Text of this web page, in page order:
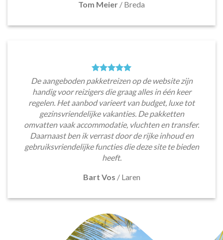
Tom Meier / Breda
De aangeboden pakketreizen op de website zijn
handig voor reizigers die graag alles in één keer
regelen. Het aanbod varieert van budget, luxe tot
gezinsvriendelijke vakanties. De pakketten
omvatten vaak accommodatie, vluchten en transfer.
Daarnaast ben ik verrast door de rijke inhoud en
gebruiksvriendelijke functies die deze site te bieden
heeft.
Bart Vos / Laren